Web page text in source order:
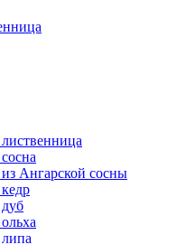
Ангарской сосны